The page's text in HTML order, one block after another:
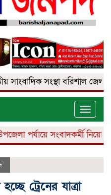
সংস্থা বরিশাল জেলা
Toggle
সংবাদকর্মী নিয়োগ চলছে।
ট্রেনের যাত্রা